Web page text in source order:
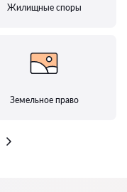
Жилищные споры
Земельное право